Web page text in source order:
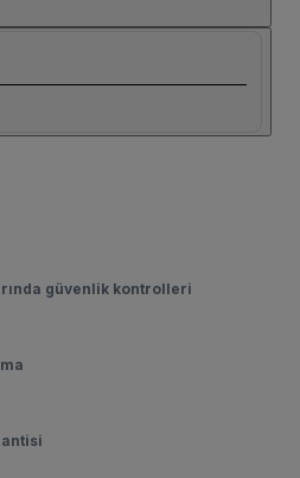
güvenlik kontrolleri